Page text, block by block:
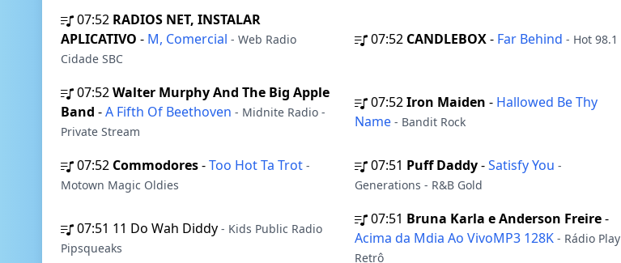
07:52 RADIOS NET, INSTALAR
APLICATIVO - M, Comercial - Web Radio
Cidade SBC
07:52 CANDLEBOX- Far Behind - Hot 98.1
07:52Walter Murphy And The Big Apple
Band -A Fifth Of Beethoven - Midnite Radio -
Private Stream
07:52Iron Maiden - Hallowed Be Thy
Name - Bandit Rock
07:52 Commodores-Too Hot Ta Trot -
Motown Magic Oldies
07:51 Puff Daddy-Satisfy You -
Generations - R&B Gold
07:51 11 Do Wah Diddy - Kids Public Radio
Pipsqueaks
07:51 Bruna Karla e Anderson Freire-
Acima da Mdia Ao VivoMP3 128K - Rádio Play
Retrô